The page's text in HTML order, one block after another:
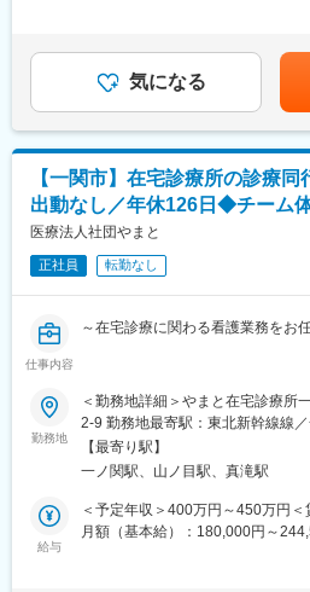
■当社の魅力／実績：
・宮城県「女性のチカラを活かす
・経済産業省「地域未来牽引企業
・復興庁「新しい東北」復興創
・介護労働安定センター「優良事
・経済産業省「健康経営優良法人
変更の範囲：無
■当院の特徴：
慶友会グループのひとつ吉田病院
に苦痛を伴うがんの「がん包括ケ
タッフと、ホテル並みの宿泊設備
医療を提供しています。
（1）検査設備…検査設備が充実し
床検査室を備えており、血液検査
す。CT、MRI、各種エコー検査、
行可能です。画像診断読影は外部
しているので気軽に相談すること
タッフでは、リハビリスタッフが
談員（MSW）が多数在籍してお
活躍しています。栄養指導、保健
り、指導体制が整っています。
（3）専門医資格取得…日本消化器
る可能性があります。月給(月額)
気になる
【一関市】在宅診療所の診療
出動なし／年休126日◆チーム
医療法人社団やまと
正社員 転勤なし
仕事内容
～在宅診療に関わる看護業務をお
患者様の増加に伴い、当診療所で
方を募集中です。
患者様宅にはドクターや診療アシ
す。訪問の際には診療アシスタン
宅看護に興味があるけど運転業務
ください。仕事はチームで相談し
療未経験の方もどうぞご安心くだ
疾患だけに留まらず、患者様の生
勤務地
＜勤務地詳細＞やまと在宅診療所
2‐9 勤務地最寄駅：東北新幹線線
内全面禁煙変更の範囲：会社の定
【最寄り駅】
一ノ関駅、山ノ目駅、真滝駅
給与
＜予定年収＞400万円～450万円
月額（基本給）：180,000円～